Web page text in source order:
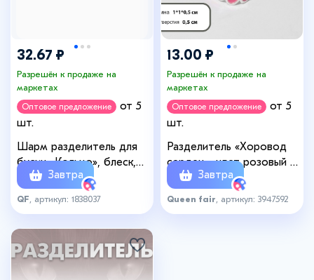
32.67 ₽
Разрешён к продаже на
маркетах
Оптовое предложение
от 5
шт.
Шарм разделитель для
бусин «Кольцо», блеск,
белый в серебре
Завтра
QF , артикул: 1838037
13.00 ₽
Разрешён к продаже на
маркетах
Оптовое предложение
от 5
шт.
Разделитель «Хоровод
сердец», цвет розовый в
серебреЗавтра
Queen fair , артикул: 3947592